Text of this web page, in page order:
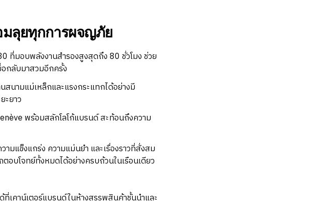
ลุยทุกการผจญภัย
ที่มอบพลังงานสำรองสูงสุดถึง 80 ชั่วโมง ช่วย
อกลับมาสวมอีกครั้ง
ามแม่เหล็กและแรงกระแทกได้อย่างมี
ะยาว
พร้อมสลักโลโก้แบรนด์ สะท้อนถึงความ
แข็งแกร่ง ความแม่นยำ และเรื่องราวที่สั่งสม
อบโจทย์ทั้งหมดได้อย่างครบถ้วนในเรือนเดียว
เคาน์เตอร์แบรนด์ในห้างสรรพสินค้าชั้นนำและ